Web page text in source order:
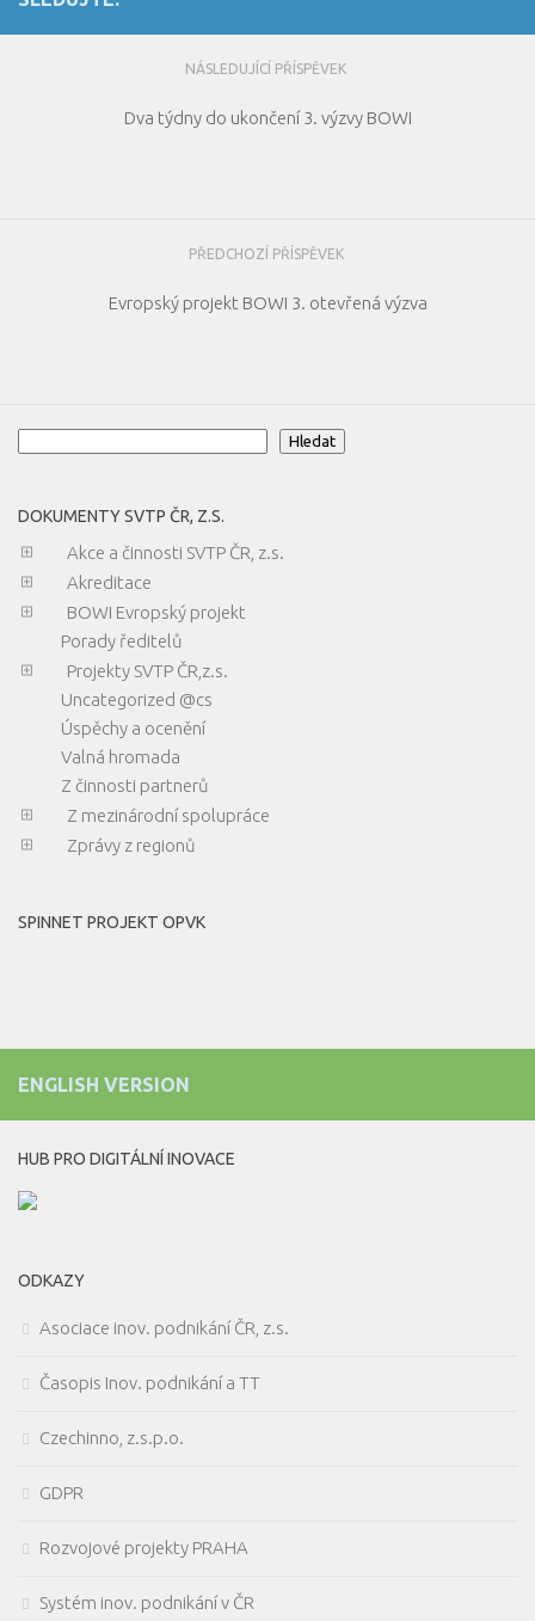
NÁSLEDUJÍCÍ PŘÍSPĚVEK
Dva týdny do ukončení 3. výzvy BOWI
PŘEDCHOZÍ PŘÍSPĚVEK
Evropský projekt BOWI 3. otevřená výzva
Hledat
DOKUMENTY SVTP ČR, Z.S.
Akce a činnosti SVTP ČR, z.s.
Akreditace
BOWI Evropský projekt
Porady ředitelů
Projekty SVTP ČR,z.s.
Uncategorized @cs
Úspěchy a ocenění
Valná hromada
Z činnosti partnerů
Z mezinárodní spolupráce
Zprávy z regionů
SPINNET PROJEKT OPVK
ENGLISH VERSION
HUB PRO DIGITÁLNÍ INOVACE
ODKAZY
Asociace inov. podnikání ČR, z.s.
Časopis Inov. podnikání a TT
Czechinno, z.s.p.o.
GDPR
Rozvojové projekty PRAHA
Systém inov. podnikání v ČR